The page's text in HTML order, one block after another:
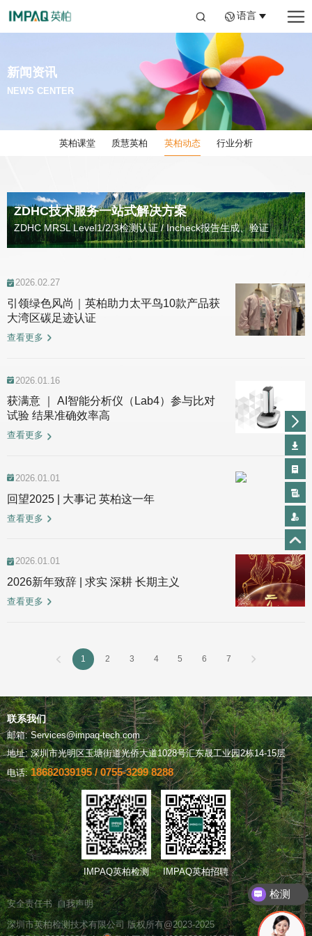
语言
新闻资讯
NEWS CENTER
英柏课堂 质慧英柏 英柏动态 行业分析
ZDHC技术服务一站式解决方案
ZDHC MRSL Level1/2/3检测认证 / Incheck报告生成、验证
2026.02.27
引领绿色风尚｜英柏助力太平鸟10款产品获
大湾区碳足迹认证
查看更多
2026.01.16
获满意 ｜ AI智能分析仪（Lab4）参与比对
试验 结果准确效率高
查看更多
2026.01.01
回望2025 | 大事记 英柏这一年
查看更多
2026.01.01
2026新年致辞 | 求实 深耕 长期主义
查看更多
1 2 3 4 5 6 7
联系我们
邮箱: Services@impaq-tech.com
地址: 深圳市光明区玉塘街道光侨大道1028号汇东晟工业园2栋14-15层
电话:18682039195 / 0755-3299 8288
IMPAQ英柏检测 IMPAQ英柏招聘
安全责任书 自我声明
深圳市英柏检测技术有限公司 版权所有@2023-2025
检测